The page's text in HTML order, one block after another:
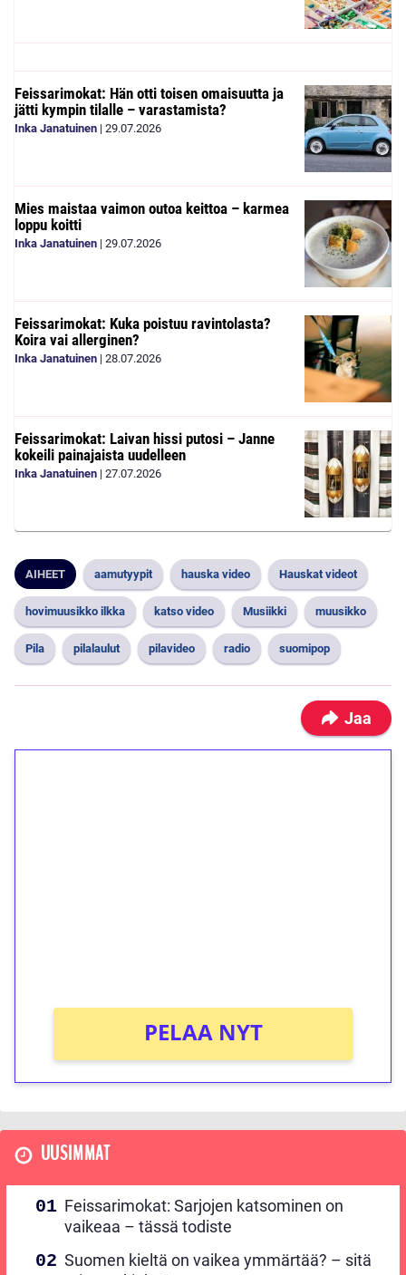
Feissarimokat: Hän otti toisen omaisuutta ja
jätti kympin tilalle – varastamista?
Inka Janatuinen | 29.07.2026
Mies maistaa vaimon outoa keittoa – karmea
loppu koitti
Inka Janatuinen | 29.07.2026
Feissarimokat: Kuka poistuu ravintolasta?
Koira vai allerginen?
Inka Janatuinen | 28.07.2026
Feissarimokat: Laivan hissi putosi – Janne
kokeili painajaista uudelleen
Inka Janatuinen | 27.07.2026
AIHEET aamutyypit hauska video Hauskat videot
hovimuusikko ilkka katso video Musiikki muusikko
Pila pilalaulut pilavideo radio suomipop
Jaa
PELAA NYT
UUSIMMAT
Feissarimokat: Sarjojen katsominen on
vaikeaa – tässä todiste
Suomen kieltä on vaikea ymmärtää? – sitä